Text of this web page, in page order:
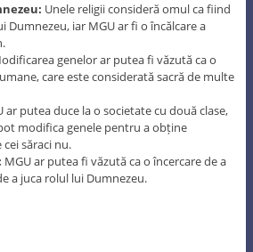
Unele religii consideră omul ca fiind
Dumnezeu, iar MGU ar fi o încălcare a
genelor ar putea fi văzută ca o
care este considerată sacră de multe
ar putea duce la o societate cu două clase,
modifica genele pentru a obține
săraci nu.
MGU ar putea fi văzută ca o încercare de a
a juca rolul lui Dumnezeu.